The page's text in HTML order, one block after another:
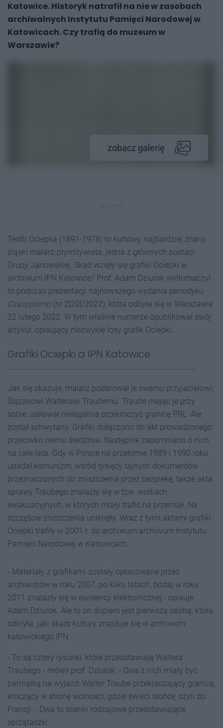
Katowice. Historyk natrafił na nie w zasobach
archiwalnych Instytutu Pamięci Narodowej w
Katowicach. Czy trafią do muzeum w
Warszawie?
zobacz galerię
Teofil Ociepka (1891-1978) to kultowy, najbardziej znany
śląski malarz-prymitywista, jedna z głównych postaci
Grupy Janowskiej. Skąd wzięły się grafiki Ociepki w
archiwum IPN Katowice? Prof. Adam Dziurok wytłumaczył
to podczas prezentacji najnowszego wydania periodyku
Czasypismo(nr 2[20]/2022), która odbyła się w Warszawie
22 lutego 2022. W tym właśnie numerze opublikował swój
artykuł, opisujący niezwykłe losy grafik Ociepki.
Grafiki Ociepki a IPN Katowice
Jak się okazuje, malarz podarował je swemu przyjacielowi,
Ślązakowi Walterowi Traubemu. Traube mając je przy
sobie, usiłował nielegalnie przekroczyć granicę PRL. Ale
został schwytany. Grafiki dołączono do akt prowadzonego
przeciwko niemu śledztwa. Następnie zapomniano o nich
na całe lata. Gdy w Polsce na przełomie 1989 i 1990 roku
upadał komunizm, wśród tysięcy tajnych dokumentów
przeznaczonych do zniszczenia przez bezpiekę, także akta
sprawy Traubego znalazły się w tzw. workach
ewakuacyjnych, w których miały trafić na przemiał. Na
szczęście zniszczenia uniknęły. Wraz z tymi aktami grafiki
Ociepki trafiły w 2001 r. do archiwum archiwum Instytutu
Pamięci Narodowej w Katowicach.
- Materiały z grafikami zostały opracowane przez
archiwistów w roku 2007, po kilku latach, bodaj w roku
2011 znalazły się w ewidencji elektronicznej - opisuje
Adam Dziurok. Ale to on dopiero jest pierwszą osobą, która
odkryła, jaki skarb kultury znajduje się w archiwum
katowickiego IPN.
- To są cztery rysunki, które przedstawiają Waltera
Traubego - mówił prof. Dziurok. - Dwa z nich miały być
pamiątką na wyjazd: Walter Traube przekraczający granicę,
kroczący w stronę wolności, gdzie świeci słońce, czyli do
Francji... Dwa to scenki rodzajowe przedstawiające
sprzątaczki.